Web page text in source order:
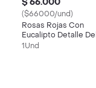
($66000/und)
Rosas Rojas Con
Eucalipto Detalle
Dia
1Und